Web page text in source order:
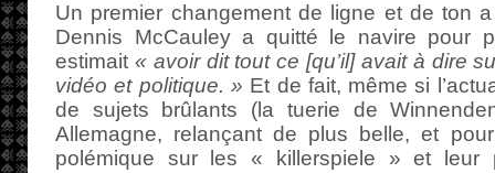
Un premier changement de ligne et de ton
Dennis McCauley a quitté le navire pour
estimait « avoir dit tout ce [qu’il] avait à dire
vidéo et politique. » Et de fait, même si
de sujets brûlants (la tuerie de
Allemagne, relançant de plus belle, et
polémique sur les « killerspiele » et leur